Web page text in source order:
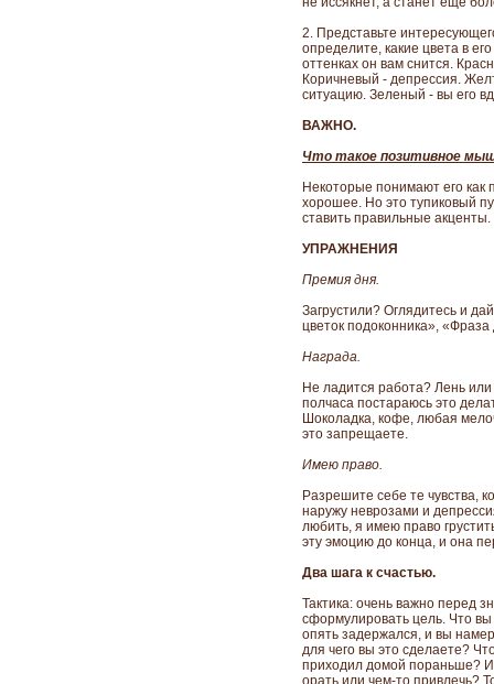
2. Представьте
определите, какие цвета в
оттенках он вам снится.
Коричневый - депрессия.
ситуацию. Зеленый - вы его
ВАЖНО.
Что такое позитивное
Некоторые понимают его как
хорошее. Но это тупиковый
ставить правильные акценты.
УПРАЖНЕНИЯ
Премия дня.
Загрустили? Оглядитесь и
цветок подоконника»,
Награда.
Не ладится работа? Лень
полчаса постараюсь это
Шоколадка, кофе, любая
это запрещаете.
Имею право.
Разрешите себе те чувства,
наружу неврозами и
любить, я имею право
эту эмоцию до конца, и она
Два шага к счастью.
Тактика: очень важно перед
сформулировать цель. Что
опять задержался, и вы
для чего вы это сделаете?
приходил домой пораньше? И
орать или чем-то привлечь?